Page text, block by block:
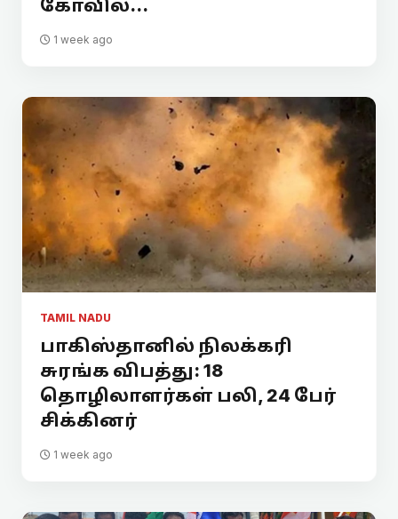
கோவில...
1 week ago
TAMIL NADU
பாகிஸ்தானில் நிலக்கரி
சுரங்க விபத்து: 18
தொழிலாளர்கள் பலி, 24 பேர்
சிக்கினர்
1 week ago